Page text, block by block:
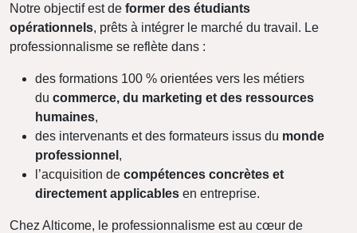
Notre objectif est de former des étudiants
opérationnels, prêts à intégrer le marché du travail. Le
professionnalisme se reflète dans :
des formations 100 % orientées vers les métiers
du commerce, du marketing et des ressources
humaines,
des intervenants et des formateurs issus du monde
professionnel ,
l’acquisition de compétences concrètes et
directement applicables en entreprise.
Chez Alticome, le professionnalisme est au cœur de